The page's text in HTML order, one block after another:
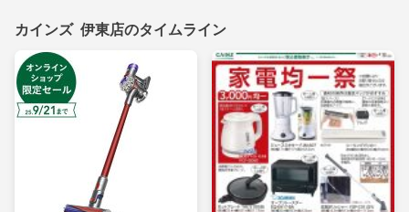
カインズ 伊東店のタイムライン